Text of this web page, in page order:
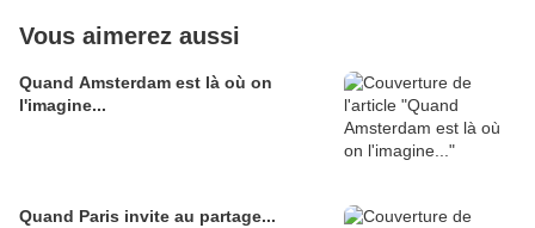
Vous aimerez aussi
Quand Amsterdam est là où on
l'imagine...
Quand Paris invite au partage...